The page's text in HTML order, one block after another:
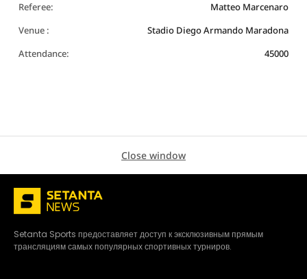
Referee:
Matteo Marcenaro
Venue :
Stadio Diego Armando Maradona
Attendance:
45000
Close window
Setanta Sports предоставляет доступ к эксклюзивным прямым
трансляциям самых популярных спортивных турниров.